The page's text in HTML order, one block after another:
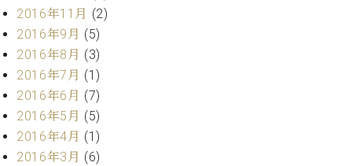
W.
ホ
フ
マ
ン
ヴ
ィ
ジ
ョ
挨
拶
技
術
者
介
展示
情報
2016年11月 (2)
2016年9月 (5)
2016年8月 (3)
2016年7月 (1)
2016年6月 (7)
2016年5月 (5)
2016年4月 (1)
2016年3月 (6)